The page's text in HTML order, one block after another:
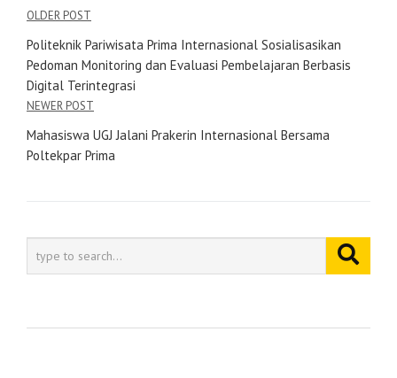
OLDER POST
Politeknik Pariwisata Prima Internasional Sosialisasikan
Pedoman Monitoring dan Evaluasi Pembelajaran Berbasis
Digital Terintegrasi
NEWER POST
Mahasiswa UGJ Jalani Prakerin Internasional Bersama
Poltekpar Prima